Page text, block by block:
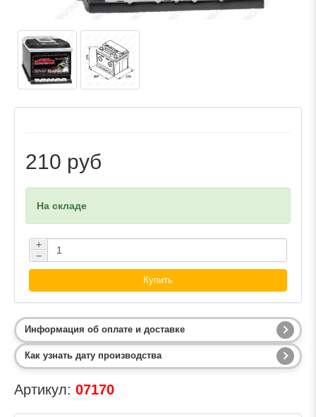
210 руб
На складе
+
−
Купить
Информация об оплате и доставке
Как узнать дату производства
Артикул: 07170